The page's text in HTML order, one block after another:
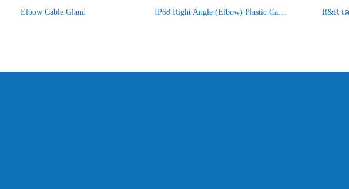
Elbow Cable Gland IP68 Right Angle (Elbow) Plastic Cable Glands